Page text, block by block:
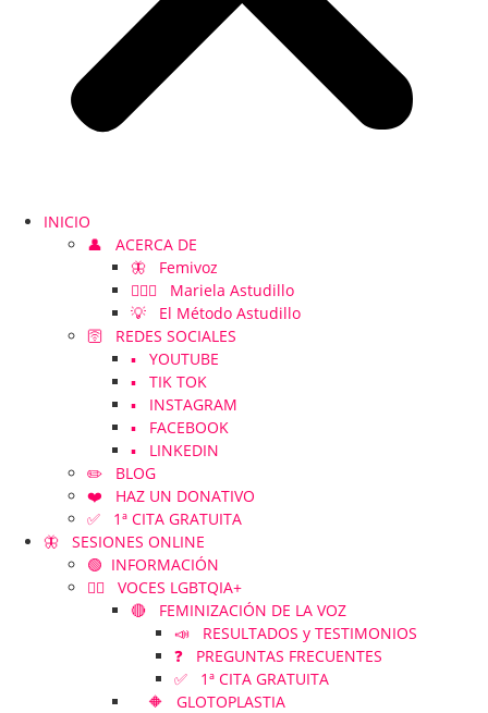
INICIO
👤 ACERCA DE
🦋 Femivoz
👱🏻‍♀️ Mariela Astudillo
💡 El Método Astudillo
🛜 REDES SOCIALES
▪️ YOUTUBE
▪️ TIK TOK
▪️ INSTAGRAM
▪️ FACEBOOK
▪️ LINKEDIN
✏️ BLOG
❤️ HAZ UN DONATIVO
✅ 1ª CITA GRATUITA
🦋 SESIONES ONLINE
🟢 INFORMACIÓN
🏳️‍🌈 VOCES LGBTQIA+
🔴 FEMINIZACIÓN DE LA VOZ
📣 RESULTADOS y TESTIMONIOS
❓ PREGUNTAS FRECUENTES
✅ 1ª CITA GRATUITA
🔶 GLOTOPLASTIA